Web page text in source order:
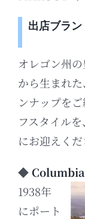
出店ブラ
オレゴン州
から生まれ
ンナップを
フスタイル
にお迎えくだ
◆Columbia
1938年
にポート